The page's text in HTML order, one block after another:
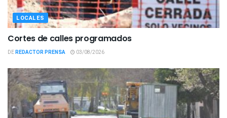
LOCALES
Cortes de calles programados
DEREDACTOR PRENSA 03/08/2026